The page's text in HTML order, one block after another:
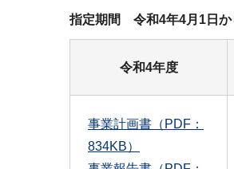
指定期間 令和4年4月1日
令和4年度
事業計画書（PDF：
834KB）